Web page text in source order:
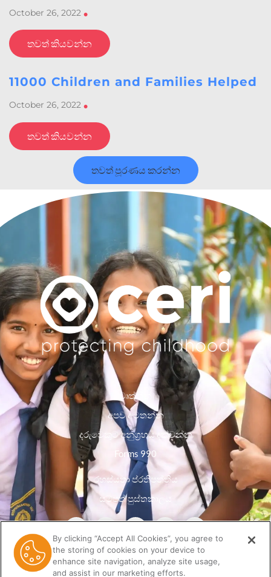
October 26, 2022 •
තවත් කියවන්න
11000 Children and Families Helped
October 26, 2022 •
තවත් කියවන්න
තවත් පූරණය කරන්න
වෘත්තීන්
අපව අමතන්න
දරුවෙකුට අනුග්‍රහය දක්වන්න
Forms 990
රහස්යතා ප්රතිපත්තිය
සම්පත් පුස්තකාලය
By clicking “Accept All Cookies”, you agree to
the storing of cookies on your device to
enhance site navigation, analyze site usage,
and assist in our marketing efforts.